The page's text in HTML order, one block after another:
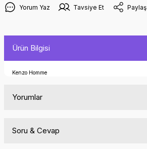
Yorum Yaz Tavsiye Et Paylaş
Ürün Bilgisi
Kenzo Homme
Yorumlar
Soru & Cevap